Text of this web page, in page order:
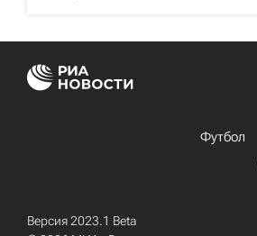
Футбол
Версия 2023.1 Beta